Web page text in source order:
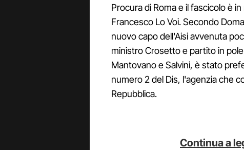
Procura di Roma e il fascicolo è
Francesco Lo Voi. Secondo
nuovo capo dell'Aisi avvenuta
ministro Crosetto e partito in
Mantovano e Salvini, è stato
numero 2 del Dis, l'agenzia che
Repubblica.
Continua a